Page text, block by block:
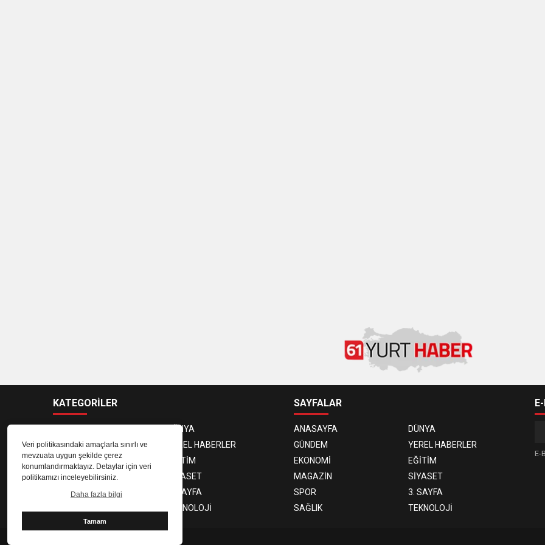
Veri politikasındaki amaçlarla sınırlı ve
mevzuata uygun şekilde çerez
konumlandırmaktayız. Detaylar için veri
politikamızı inceleyebilirsiniz.
Daha fazla bilgi
Tamam
KATEGORİLER
DÜNYA
GÜNDEM
YEREL HABERLER
EKONOMİ
EĞİTİM
MAGAZİN
SİYASET
SPOR
3. SAYFA
TEKNOLOJİ
SAYFALAR
ANASAYFA
DÜNYA
GÜNDEM
YEREL HABERLER
EKONOMİ
EĞİTİM
MAGAZİN
SİYASET
SPOR
3. SAYFA
SAĞLIK
TEKNOLOJİ
E-